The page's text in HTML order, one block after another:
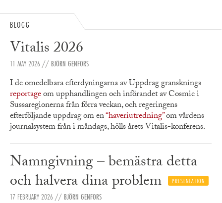
BLOGG
Vitalis 2026
11 MAY 2026 // BJÖRN GENFORS
I de omedelbara efterdyningarna av Uppdrag gransknings
reportageom upphandlingen och införandet av Cosmic i
Sussaregionerna från förra veckan, och regeringens
efterföljande uppdrag om en“haveriutredning”om vårdens
journalsystem från i måndags, hölls årets Vitalis-konferens.
Namngivning – bemästra detta
och halvera dina problem PRESENTATION
17 FEBRUARY 2026 // BJÖRN GENFORS